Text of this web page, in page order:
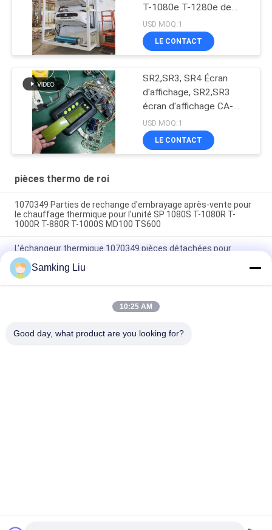
T-1080e T-1280e de
ventilateur électrique
USD MOQ:1
LE CONTACT
SR2,SR3, SR4 Écran
d'affichage, SR2,SR3
écran d'affichage CA-
8452372 Type
d'affichage vert Écran
LCD pour THERMO KING
USD MOQ:1
LE CONTACT
pièces thermo de roi
1070349 Parties de rechange d'embrayage après-vente pour
le chauffage thermique pour l'unité SP 1080S T-1080R T-
1000R T-880R T-1000S MD100 TS600
L'échangeur thermique 1070349 pièces détachées pour
réfrigérateurs Do For SP Unité T-1080S T-1080R T-1000R T-
880R T-1000S MD100 TS600
même couvercle, T-1000M/T-1000R/T-1080Pro utilisent le
même couvercle nous fournissons l'ensemble des unités de
Samking Liu
10:25 AM
Good day, what product are you looking for?